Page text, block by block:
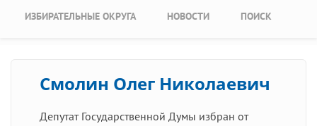
ИЗБИРАТЕЛЬНЫЕ ОКРУГА НОВОСТИ ПОИСК
Смолин Олег Николаевич
Депутат Государственной Думы избран от